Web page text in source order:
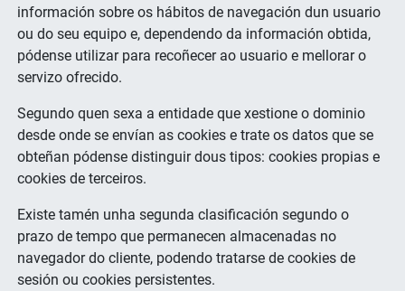
información sobre os hábitos de navegación dun usuario
ou do seu equipo e, dependendo da información obtida,
pódense utilizar para recoñecer ao usuario e mellorar o
servizo ofrecido.
Segundo quen sexa a entidade que xestione o dominio
desde onde se envían as cookies e trate os datos que se
obteñan pódense distinguir dous tipos: cookies propias e
cookies de terceiros.
Existe tamén unha segunda clasificación segundo o
prazo de tempo que permanecen almacenadas no
navegador do cliente, podendo tratarse de cookies de
sesión ou cookies persistentes.